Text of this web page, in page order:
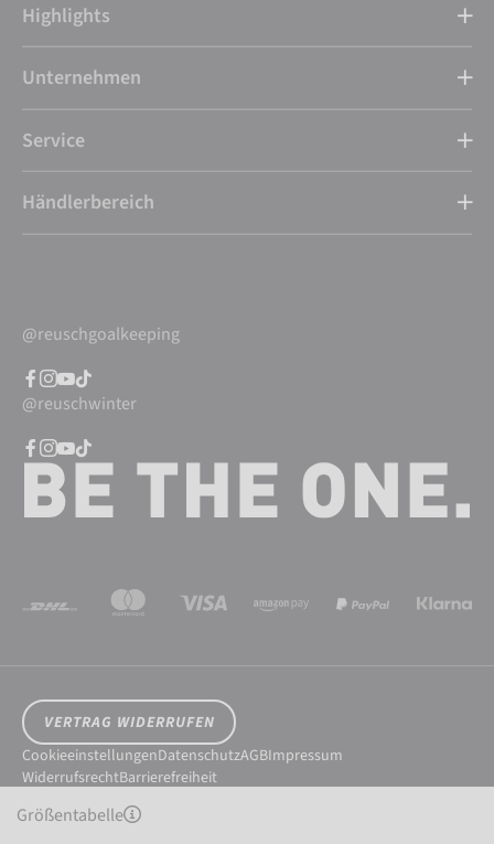
Größentabelle
Highlights
Unternehmen
Service
Händlerbereich
@reuschgoalkeeping
@reuschwinter
VERTRAG WIDERRUFEN
CookieeinstellungenDatenschutzAGBImpressum
WiderrufsrechtBarrierefreiheit
© 2026 Reusch International SpA - AG